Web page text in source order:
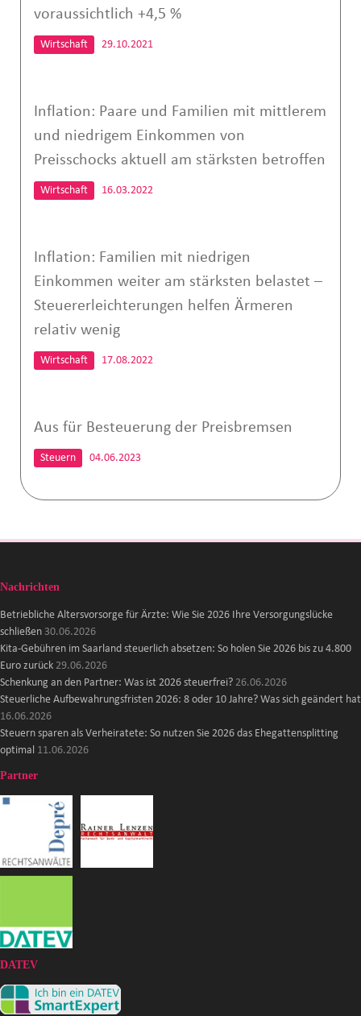
voraussichtlich +4,5 %
Wirtschaft 29.10.2021
Inflation: Paare und Familien mit mittlerem
und niedrigem Einkommen von
Preisschocks aktuell am stärksten betroffen
Wirtschaft 16.03.2022
Inflation: Familien mit niedrigen
Einkommen weiter am stärksten belastet –
Steuererleichterungen helfen Ärmeren
relativ wenig
Wirtschaft 17.08.2022
Aus für Besteuerung der Preisbremsen
Steuern 04.06.2023
Nachrichten
Betriebliche Altersvorsorge für Ärzte: Wie Sie 2026 Ihre Versorgungslücke
schließen 30.06.2026
Kita-Gebühren im Saarland steuerlich absetzen: So holen Sie 2026 bis zu 4.800
Euro zurück 29.06.2026
Schenkung an den Partner: Was ist 2026 steuerfrei? 26.06.2026
Steuerliche Aufbewahrungsfristen 2026: 8 oder 10 Jahre? Was sich geändert hat
16.06.2026
Steuern sparen als Verheiratete: So nutzen Sie 2026 das Ehegattensplitting
optimal 11.06.2026
Partner
DATEV